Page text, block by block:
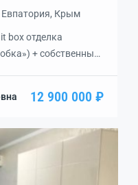
Евпатория, Крым
box отделка
+ собственный
• Взрослый
+ бар у воды
• Коворкинг для
12 900 000 ₽